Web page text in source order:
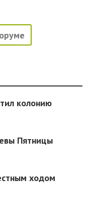
колонию
Пятницы
ходом